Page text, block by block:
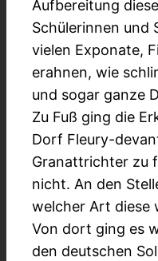
Aufbereitung
Schülerinnen und
vielen Exponate,
erahnen, wie
und sogar ganze
Zu Fuß ging die
Dorf Fleury-
Granattrichter zu
nicht. An den
welcher Art diese
Von dort ging es
den deutschen